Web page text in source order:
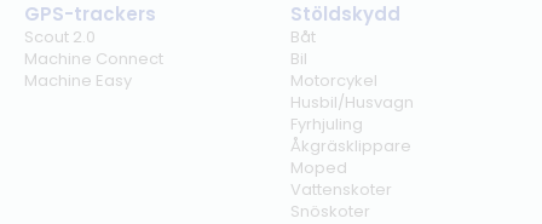
GPS-trackers
Scout 2.0
Machine Connect
Machine Easy
Stöldskydd
Båt
Bil
Motorcykel
Husbil/Husvagn
Fyrhjuling
Åkgräsklippare
Moped
Vattenskoter
Snöskoter